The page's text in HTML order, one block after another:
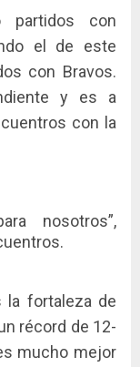
con
el de este
con Bravos.
y es a
con la
nosotros”,
la fortaleza de
récord de 12-
mucho mejor